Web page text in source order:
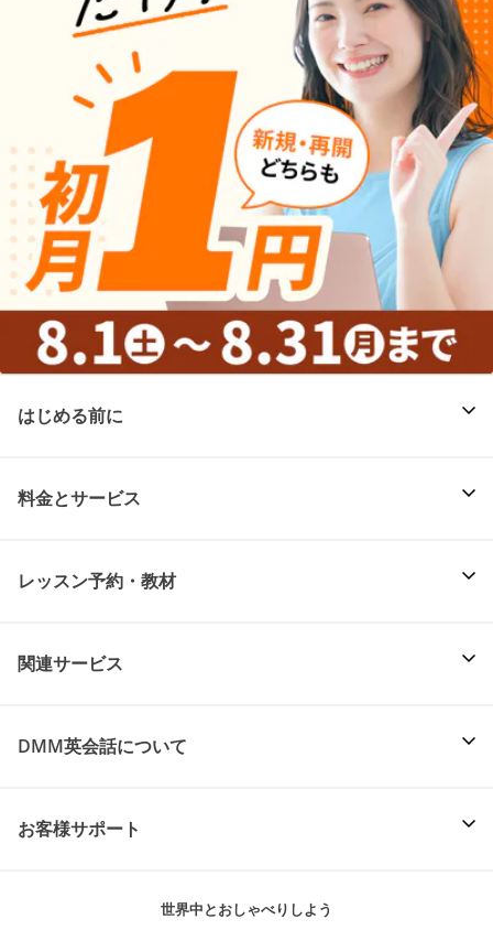
はじめる前に
料金とサービス
レッスン予約・教材
関連サービス
DMM英会話について
お客様サポート
世界中とおしゃべりしよう